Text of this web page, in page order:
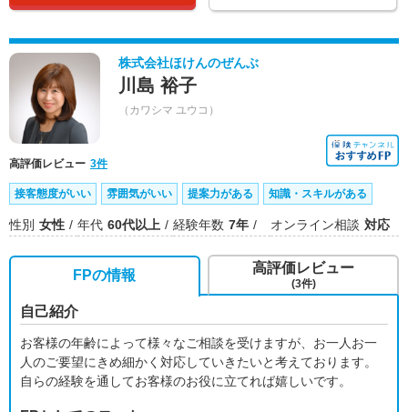
株式会社ほけんのぜんぶ
川島 裕子
（カワシマ ユウコ）
高評価レビュー 3件
接客態度がいい 雰囲気がいい 提案力がある 知識・スキルがある
性別 女性 年代 60代以上 経験年数 7年 オンライン相談 対応
FPの情報
自己紹介
お客様の年齢によって様々なご相談を受けますが、お一人お一
人のご要望にきめ細かく対応していきたいと考えております。
自らの経験を通してお客様のお役に立てれば嬉しいです。
高評価レビュー
(3件)